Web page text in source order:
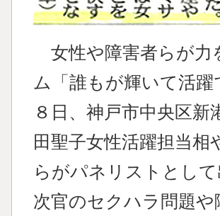
女性や障害者らが力
ム「誰もが輝いて活
８日、神戸市中央区
田聖子女性活躍担当
らがパネリストとし
次官のセクハラ問題